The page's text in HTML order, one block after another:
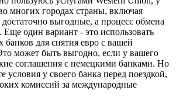
многих городах страны, включая
выгодные, а процесс обмена
один вариант - это использовать
для снятия евро с вашей
может быть выгодно, если у вашего
соглашения с немецкими банками. Но
условия у своего банка перед поездкой,
комиссий за международные